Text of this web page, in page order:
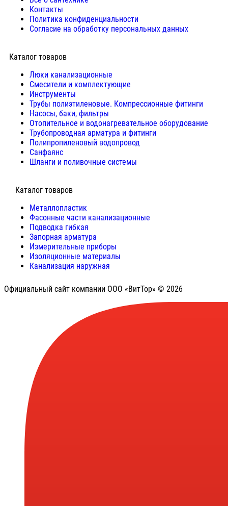
Контакты
Политика конфиденциальности
Согласие на обработку персональных данных
Каталог товаров
Люки канализационные
Cмесители и комплектующие
Инструменты
Трубы полиэтиленовые. Компрессионные фитинги
Насосы, баки, фильтры
Отопительное и водонагревательное оборудование
Трубопроводная арматура и фитинги
Полипропиленовый водопровод
Санфаянс
Шланги и поливочные системы
⠀Каталог товаров
Металлопластик
Фасонные части канализационные
Подводка гибкая
Запорная арматура
Измерительные приборы
Изоляционные материалы
Канализация наружная
Официальный сайт компании ООО «ВитТор» © 2026